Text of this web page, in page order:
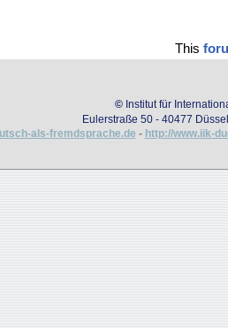
This
© Institut für
Eulerstraße 50 - 40477
als-fremdsprache.de - http://www.iik-